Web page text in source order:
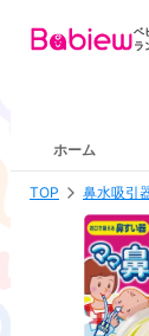
ベ
ラ
ホーム
TOP 鼻水吸引